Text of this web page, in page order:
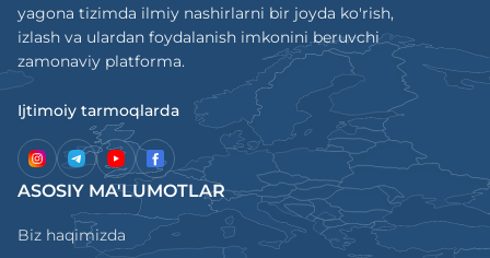
yagona tizimda ilmiy nashirlarni bir joyda ko'rish,
izlash va ulardan foydalanish imkonini beruvchi
zamonaviy platforma.
Ijtimoiy tarmoqlarda
ASOSIY MA'LUMOTLAR
Biz haqimizda